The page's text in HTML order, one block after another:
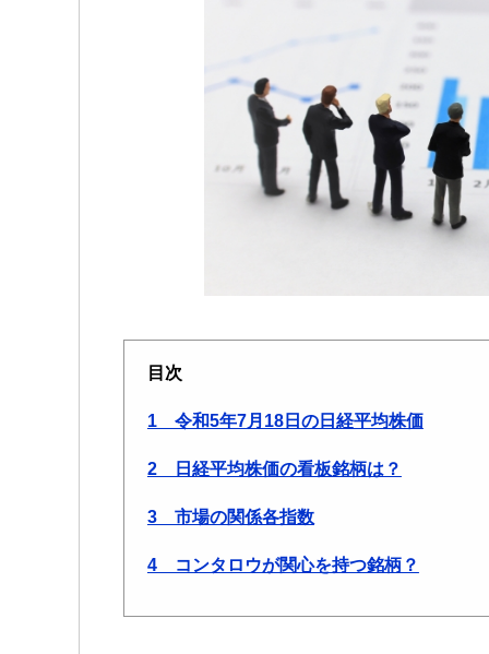
目次
1 令和5年7月18日の日経平均株価
2 日経平均株価の看板銘柄は？
3 市場の関係各指数
4 コンタロウが関心を持つ銘柄？